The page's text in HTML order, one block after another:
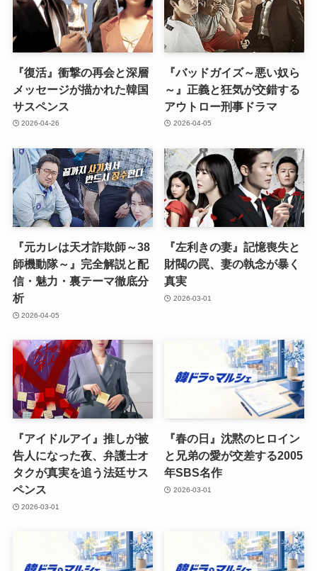
『復活』衝撃の再会と深層
メッセージが描かれた韓国
サスペンス
2026-04-26
『バッドガイズ～悪い奴ら
～』正義と狂気が交錯する
アウトロー刑事ドラマ
2026-04-05
『元カレは天才詐欺師～38
師機動隊～』完全解説と配
信・魅力・裏テーマ徹底分
析
2026-04-05
『左利きの妻』記憶喪失と
財閥の罠、妻の執念が暴く
真実
2026-03-01
『アイドルアイ』推しが被
告人になった夜、弁護士オ
タクが真実を追う法廷サス
ペンス
2026-03-01
『春の日』沈黙のヒロイン
と兄弟の愛が交差する2005
年SBS名作
2026-03-01